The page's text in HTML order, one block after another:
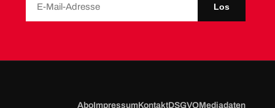
Los
AboImpressumKontaktDSGVOMediadaten